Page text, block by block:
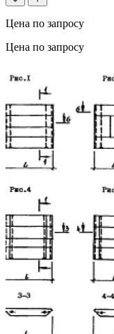
Цена по запросу
Цена по запросу